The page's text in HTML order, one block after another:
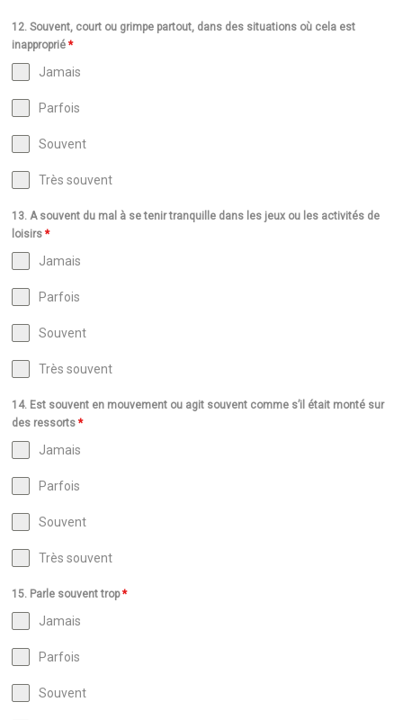
12. Souvent, court ou grimpe partout, dans des situations où cela est
inapproprié*
Jamais
Parfois
Souvent
Très souvent
13. A souvent du mal à se tenir tranquille dans les jeux ou les activités de
loisirs*
Jamais
Parfois
Souvent
Très souvent
14. Est souvent en mouvement ou agit souvent comme s’il était monté sur
des ressorts*
Jamais
Parfois
Souvent
Très souvent
15. Parle souvent trop*
Jamais
Parfois
Souvent